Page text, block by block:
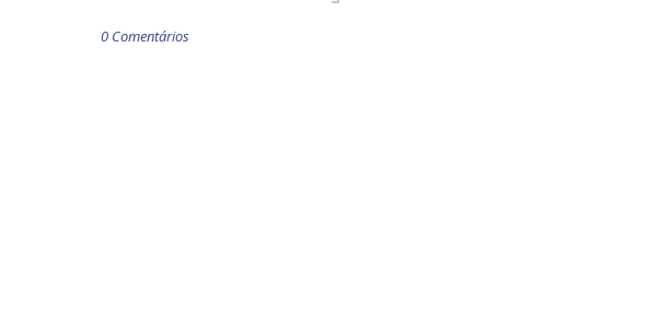
0 Comentários